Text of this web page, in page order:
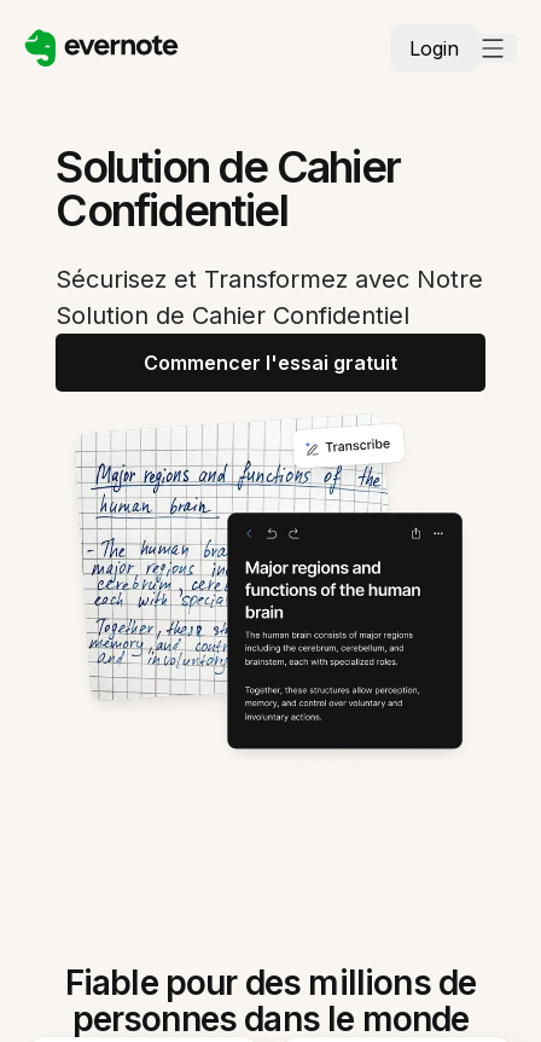
Login
Solution de Cahier
Confidentiel
Sécurisez et Transformez avec Notre
Solution de Cahier Confidentiel
Commencer l'essai gratuit
Fiable pour des millions de
personnes dans le monde